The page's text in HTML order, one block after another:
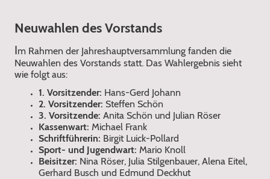
Neuwahlen des Vorstands
Im Rahmen der Jahreshauptversammlung fanden die
Neuwahlen des Vorstands statt. Das Wahlergebnis sieht
wie folgt aus:
1. Vorsitzender: Hans-Gerd Johann
2. Vorsitzender: Steffen Schön
3. Vorsitzende: Anita Schön und Julian Röser
Kassenwart: Michael Frank
Schriftführerin: Birgit Luick-Pollard
Sport- und Jugendwart: Mario Knoll
Beisitzer: Nina Röser, Julia Stilgenbauer, Alena Eitel,
Gerhard Busch und Edmund Deckhut